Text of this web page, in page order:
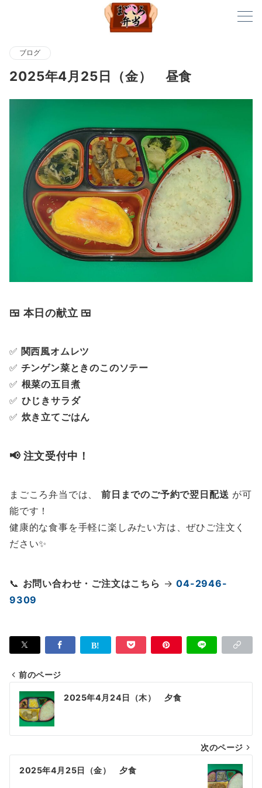
ブログ
2025年4月25日（金） 昼食
🍱 本日の献立 🍱
✅ 関西風オムレツ
✅ チンゲン菜ときのこのソテー
✅ 根菜の五目煮
✅ ひじきサラダ
✅ 炊き立てごはん
📢 注文受付中！
まごころ弁当では、 前日までのご予約で翌日配送 が可
能です！
健康的な食事を手軽に楽しみたい方は、ぜひご注文く
ださい✨
📞 お問い合わせ・ご注文はこちら →04-2946-
9309
投
稿
ナ
ビ
ゲ
前のページ
2025年4月24日（木） 夕食
次のページ
2025年4月25日（金） 夕食